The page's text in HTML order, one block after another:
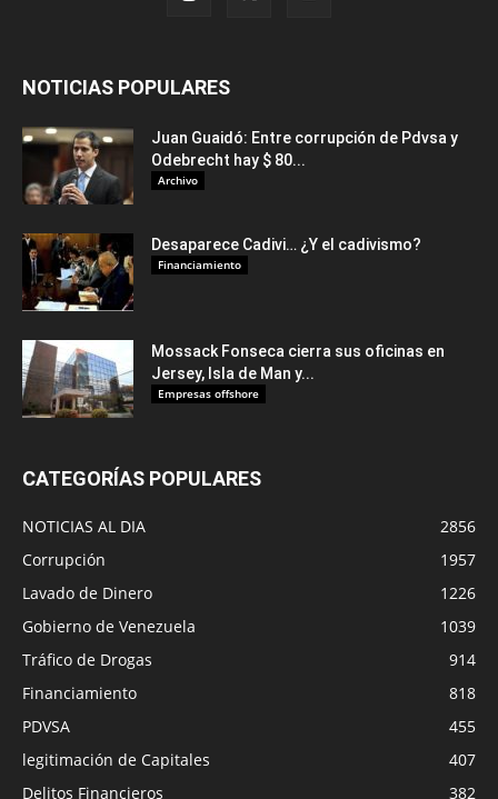
NOTICIAS POPULARES
Juan Guaidó: Entre corrupción de Pdvsa y
Odebrecht hay $ 80...
Archivo
Desaparece Cadivi… ¿Y el cadivismo?
Financiamiento
Mossack Fonseca cierra sus oficinas en
Jersey, Isla de Man y...
Empresas offshore
CATEGORÍAS POPULARES
NOTICIAS AL DIA
2856
Corrupción
1957
Lavado de Dinero
1226
Gobierno de Venezuela
1039
Tráfico de Drogas
914
Financiamiento
818
PDVSA
455
legitimación de Capitales
407
Delitos Financieros
382